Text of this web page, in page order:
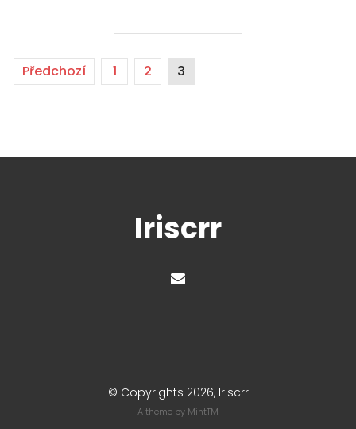
Předchozí 1 2 3
Iriscrr
© Copyrights 2026, Iriscrr
A theme by MintTM